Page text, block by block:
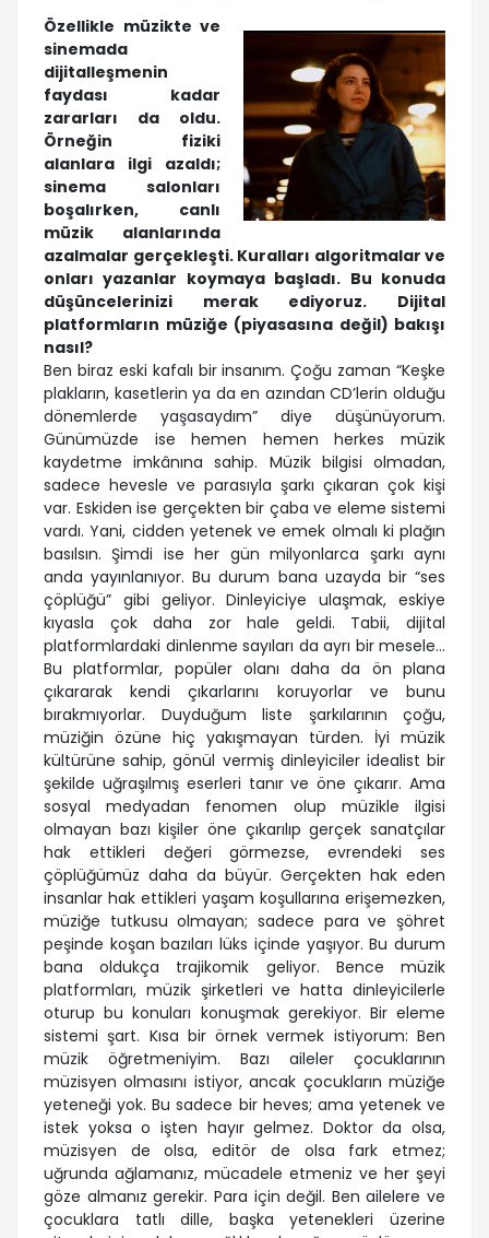
Özellikle müzikte ve
sinemada
dijitalleşmenin
faydası kadar
zararları da oldu.
Örneğin fiziki
alanlara ilgi azaldı;
sinema salonları
boşalırken, canlı
müzik alanlarında
azalmalar gerçekleşti. Kuralları algoritmalar ve
onları yazanlar koymaya başladı. Bu konuda
düşüncelerinizi merak ediyoruz. Dijital
platformların müziğe (piyasasına değil) bakışı
nasıl?
Ben biraz eski kafalı bir insanım. Çoğu zaman “Keşke
plakların, kasetlerin ya da en azından CD’lerin olduğu
dönemlerde yaşasaydım” diye düşünüyorum.
Günümüzde ise hemen hemen herkes müzik
kaydetme imkânına sahip. Müzik bilgisi olmadan,
sadece hevesle ve parasıyla şarkı çıkaran çok kişi
var. Eskiden ise gerçekten bir çaba ve eleme sistemi
vardı. Yani, cidden yetenek ve emek olmalı ki plağın
basılsın. Şimdi ise her gün milyonlarca şarkı aynı
anda yayınlanıyor. Bu durum bana uzayda bir “ses
çöplüğü” gibi geliyor. Dinleyiciye ulaşmak, eskiye
kıyasla çok daha zor hale geldi. Tabii, dijital
platformlardaki dinlenme sayıları da ayrı bir mesele...
Bu platformlar, popüler olanı daha da ön plana
çıkararak kendi çıkarlarını koruyorlar ve bunu
bırakmıyorlar. Duyduğum liste şarkılarının çoğu,
müziğin özüne hiç yakışmayan türden. İyi müzik
kültürüne sahip, gönül vermiş dinleyiciler idealist bir
şekilde uğraşılmış eserleri tanır ve öne çıkarır. Ama
sosyal medyadan fenomen olup müzikle ilgisi
olmayan bazı kişiler öne çıkarılıp gerçek sanatçılar
hak ettikleri değeri görmezse, evrendeki ses
çöplüğümüz daha da büyür. Gerçekten hak eden
insanlar hak ettikleri yaşam koşullarına erişemezken,
müziğe tutkusu olmayan; sadece para ve şöhret
peşinde koşan bazıları lüks içinde yaşıyor. Bu durum
bana oldukça trajikomik geliyor. Bence müzik
platformları, müzik şirketleri ve hatta dinleyicilerle
oturup bu konuları konuşmak gerekiyor. Bir eleme
sistemi şart. Kısa bir örnek vermek istiyorum: Ben
müzik öğretmeniyim. Bazı aileler çocuklarının
müzisyen olmasını istiyor, ancak çocukların müziğe
yeteneği yok. Bu sadece bir heves; ama yetenek ve
istek yoksa o işten hayır gelmez. Doktor da olsa,
müzisyen de olsa, editör de olsa fark etmez;
uğrunda ağlamanız, mücadele etmeniz ve her şeyi
göze almanız gerekir. Para için değil. Ben ailelere ve
çocuklara tatlı dille, başka yetenekleri üzerine